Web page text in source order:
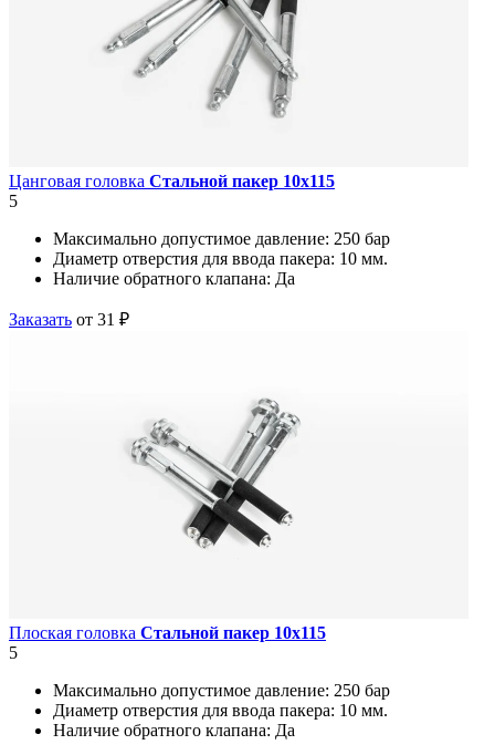
Цанговая головка Стальной пакер 10х115
5
Максимально допустимое давление: 250 бар
Диаметр отверстия для ввода пакера: 10 мм.
Наличие обратного клапана: Да
Заказать от 31 ₽
Плоская головка Стальной пакер 10х115
5
Максимально допустимое давление: 250 бар
Диаметр отверстия для ввода пакера: 10 мм.
Наличие обратного клапана: Да